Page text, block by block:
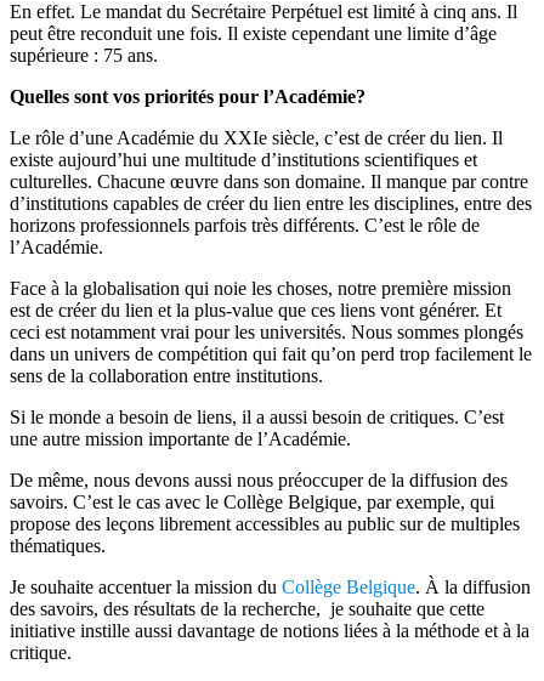
En effet. Le mandat du Secrétaire Perpétuel est limité à cinq ans. Il
peut être reconduit une fois. Il existe cependant une limite d’âge
supérieure : 75 ans.
Quelles sont vos priorités pour l’Académie?
Le rôle d’une Académie du XXIe siècle, c’est de créer du lien. Il
existe aujourd’hui une multitude d’institutions scientifiques et
culturelles. Chacune œuvre dans son domaine. Il manque par contre
d’institutions capables de créer du lien entre les disciplines, entre des
horizons professionnels parfois très différents. C’est le rôle de
l’Académie.
Face à la globalisation qui noie les choses, notre première mission
est de créer du lien et la plus-value que ces liens vont générer. Et
ceci est notamment vrai pour les universités. Nous sommes plongés
dans un univers de compétition qui fait qu’on perd trop facilement le
sens de la collaboration entre institutions.
Si le monde a besoin de liens, il a aussi besoin de critiques. C’est
une autre mission importante de l’Académie.
De même, nous devons aussi nous préoccuper de la diffusion des
savoirs. C’est le cas avec le Collège Belgique, par exemple, qui
propose des leçons librement accessibles au public sur de multiples
thématiques.
Je souhaite accentuer la mission du Collège Belgique. À la diffusion
des savoirs, des résultats de la recherche, je souhaite que cette
initiative instille aussi davantage de notions liées à la méthode et à la
critique.